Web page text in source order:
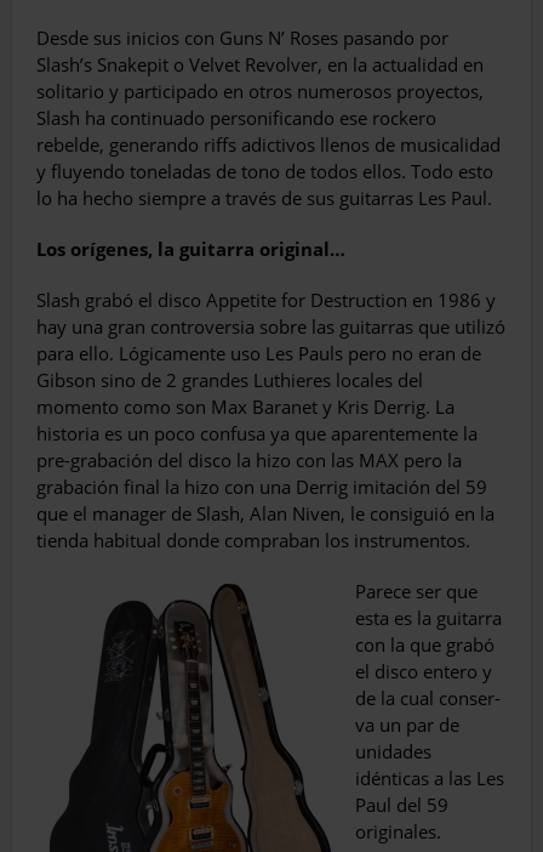
Desde sus inicios con Guns N’ Roses pasando por
Slash’s Snakepit o Velvet Revolver, en la actualidad en
solitario y participado en otros numerosos proyectos,
Slash ha continuado personificando ese roc­kero
rebelde, generando riffs adictivos llenos de musicalidad
y fluyendo toneladas de tono de todos ellos. Todo esto
lo ha hecho siempre a través de sus guitarras Les Paul.
Los orígenes, la guitarra original…
Slash grabó el disco Appetite for Destruction en 1986 y
hay una gran controversia sobre las guitarras que utilizó
para ello. Lógicamente uso Les Pauls pero no eran de
Gibson sino de 2 grandes Luthieres locales del
momento como son Max Baranet y Kris Derrig. La
historia es un poco confusa ya que aparentemente la
pre-grabación del disco la hizo con las MAX pero la
grabación final la hizo con una Derrig imitación del 59
que el manager de Slash, Alan Niven, le consiguió en la
tienda habitual donde compra­ban los instrumentos.
Parece ser que
esta es la guitarra
con la que grabó
el disco entero y
de la cual conser­
va un par de
unidades
idénticas a las Les
Paul del 59
originales.